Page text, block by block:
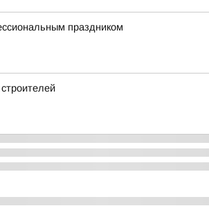
праздником